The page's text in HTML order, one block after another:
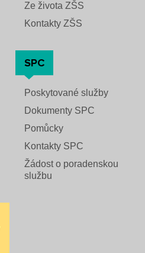
Ze života ZŠS
Kontakty ZŠS
SPC
Poskytované služby
Dokumenty SPC
Pomůcky
Kontakty SPC
Žádost o poradenskou
službu